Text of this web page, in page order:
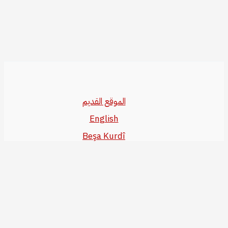
الموقع القديم
English
Beşa Kurdî